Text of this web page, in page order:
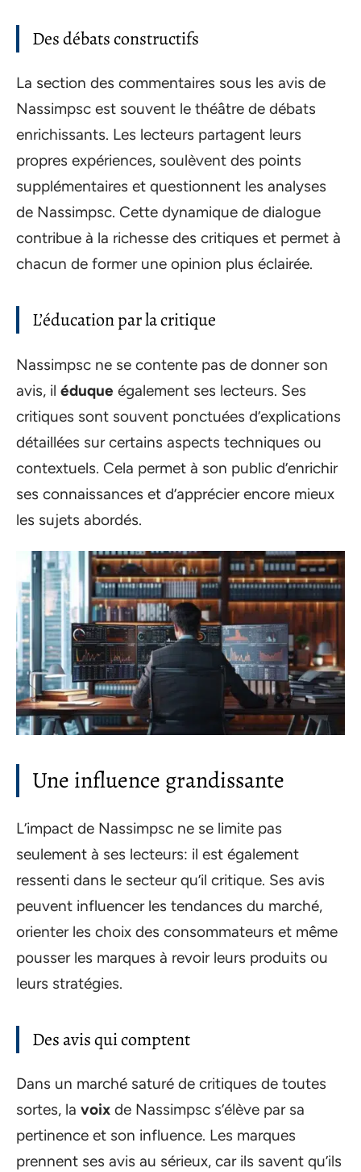
Des débats constructifs
La section des commentaires sous les avis de
Nassimpsc est souvent le théâtre de débats
enrichissants. Les lecteurs partagent leurs
propres expériences, soulèvent des points
supplémentaires et questionnent les analyses
de Nassimpsc. Cette dynamique de dialogue
contribue à la richesse des critiques et permet à
chacun de former une opinion plus éclairée.
L’éducation par la critique
Nassimpsc ne se contente pas de donner son
avis, il éduque également ses lecteurs. Ses
critiques sont souvent ponctuées d’explications
détaillées sur certains aspects techniques ou
contextuels. Cela permet à son public d’enrichir
ses connaissances et d’apprécier encore mieux
les sujets abordés.
Une influence grandissante
L’impact de Nassimpsc ne se limite pas
seulement à ses lecteurs: il est également
ressenti dans le secteur qu’il critique. Ses avis
peuvent influencer les tendances du marché,
orienter les choix des consommateurs et même
pousser les marques à revoir leurs produits ou
leurs stratégies.
Des avis qui comptent
Dans un marché saturé de critiques de toutes
sortes, la voix de Nassimpsc s’élève par sa
pertinence et son influence. Les marques
prennent ses avis au sérieux, car ils savent qu’ils